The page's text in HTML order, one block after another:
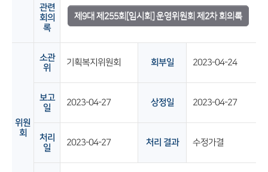
관련
회의
록
제9대 제255회[임시회] 운영위원회 제2차 회의록
위원
회
소관
위
기획복지위원회 회부일 2023-04-24
보고
일
2023-04-27 상정일 2023-04-27
처리
일
2023-04-27 처리 결과 수정가결